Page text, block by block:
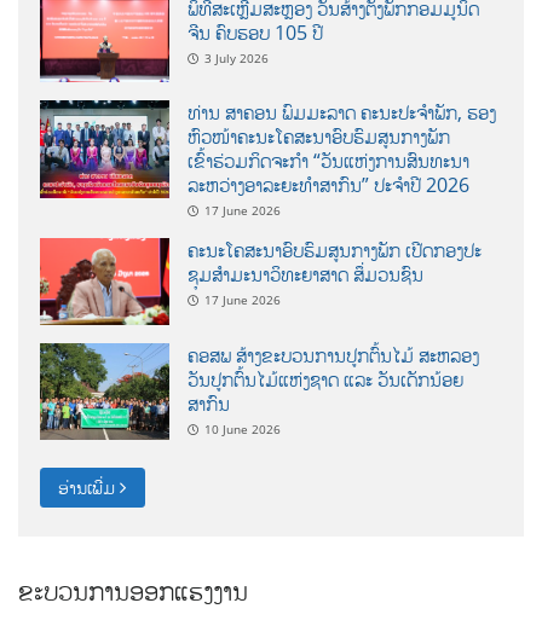
ພິທີສະເຫຼີມສະຫຼອງ ວັນສ້າງຕັ້ງພັກກອມມູນິດ
ຈີນ ຄົບຮອບ 105 ປີ
3 July 2026
ທ່ານ ສາຄອນ ພົມມະລາດ ຄະນະປະຈໍາພັກ, ຮອງ
ຫົວໜ້າຄະນະໂຄສະນາອົບຮົມສູນກາງພັກ
ເຂົ້າຮ່ວມກິດຈະກຳ “ວັນແຫ່ງການສົນທະນາ
ລະຫວ່າງອາລະຍະທຳສາກົນ” ປະຈຳປີ 2026
17 June 2026
ຄະນະໂຄສະນາອົບຮົມສູນກາງພັກ ເປີດກອງປະ
ຊຸມສຳມະນາວິທະຍາສາດ ສຶ່ມວນຊົນ
17 June 2026
ຄອສພ ສ້າງຂະບວນການປູກຕົ້ນໄມ້ ສະຫລອງ
ວັນປູກຕົ້ນໄມ້ແຫ່ງຊາດ ແລະ ວັນເດັກນ້ອຍ
ສາກົນ
10 June 2026
ອ່ານເພີ່ມ
ຂະບວນການອອກແຮງງານ